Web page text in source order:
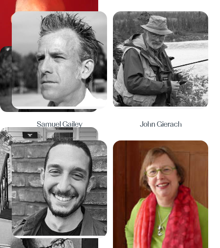
Samuel Gailey John Gierach